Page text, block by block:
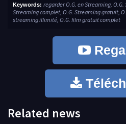
Keywords: regarder O.G. en Streaming,
Streaming complet, O.G. Streaming gratuit,
streaming illimité, O.G. film gratuit complet
Related news